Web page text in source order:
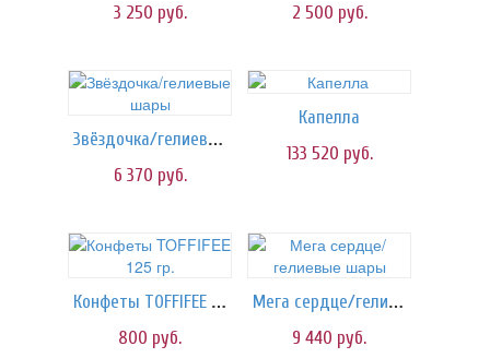
3 250 руб.
2 500 руб.
Звёздочка/гелиевые шары
6 370 руб.
Капелла
133 520 руб.
Конфеты TOFFIFEE 125 гр.
800 руб.
Мега сердце/гелиевые шары
9 440 руб.